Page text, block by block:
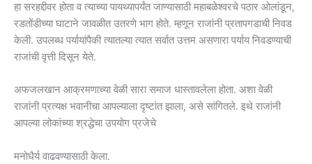
हा सरहद्दीवर होता व त्याच्या पायथ्यापर्यंत जाण्यासाठी महाबळेश्वरचे पठार ओलांडून,
रडतोंडीच्या घाटाने जावळीत उतरणे भाग होते. म्हणून राजांनी प्रतापगडाची निवड
केली. उपलब्ध पर्यायांपैकी त्यातल्या त्यात सर्वात उत्तम असणारा पर्याय निवडण्याची
राजांची वृत्ती दिसून येते.
अफजलखान आक्रमणाच्या वेळी सारा समाज धास्तावलेला होता. अशा वेळी
राजांनी प्रत्यक्ष भवानीचा आपल्याला दृष्टांत झाला, असे सांगितले. इथे राजांनी
आपल्या लोकांच्या श्रद्धेचा उपयोग प्रजेचे
मनोधैर्य वाढवण्यासाठी केला.